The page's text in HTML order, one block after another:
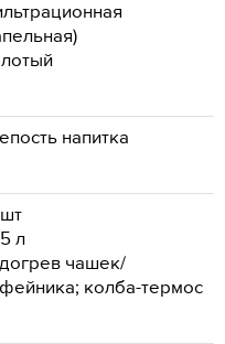
напитка
л
чашек/
колба-термос